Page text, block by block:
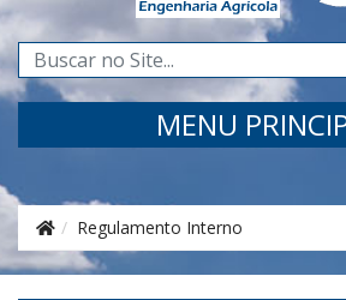
Pesquisar...
MENU
Regulamento Interno